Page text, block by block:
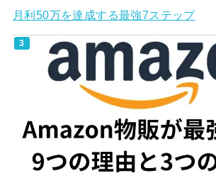
月利50万を達成する最強7ステップ